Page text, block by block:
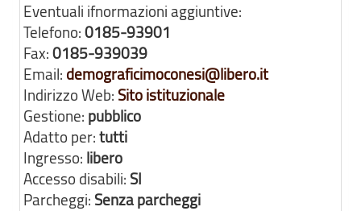
Eventuali ifnormazioni aggiuntive:
Telefono:0185-93901
Fax:0185-939039
Email: demograficimoconesi@libero.it
Indirizzo Web: Sito istituzionale
Gestione: pubblico
Adatto per:tutti
Ingresso: libero
Accesso disabili: SI
Parcheggi: Senza parcheggi